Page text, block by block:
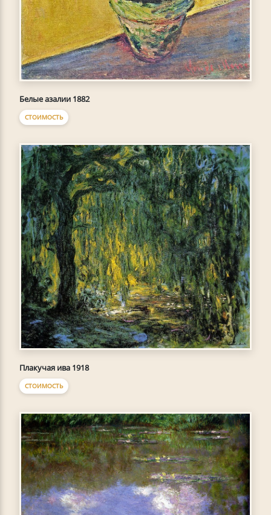
Белые азалии 1882
СТОИМОСТЬ
Плакучая ива 1918
СТОИМОСТЬ